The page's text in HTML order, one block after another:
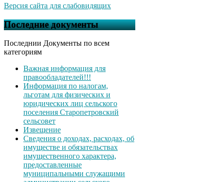
Версия сайта для слабовидящих
Последние документы
Последнии Документы по всем
категориям
Важная информация для
правообладателей!!!
Информация по налогам,
льготам для физических и
юридических лиц сельского
поселения Старопетровский
сельсовет
Извещение
Сведения о доходах, расходах, об
имуществе и обязательствах
имущественного характера,
предоставленные
муниципальными служащими